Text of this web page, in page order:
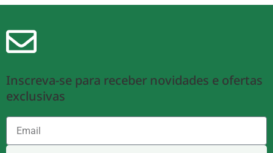
Inscreva-se para receber novidades e ofertas
exclusivas